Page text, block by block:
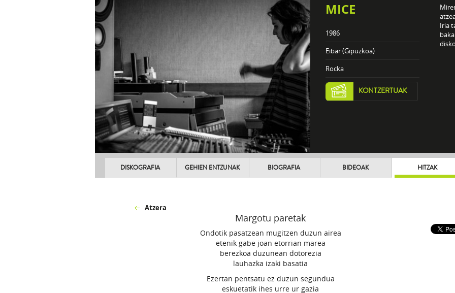
MICE
1986
Eibar (Gipuzkoa)
Rocka
KONTZERTUAK
Iria
DISKOGRAFIA GEHIEN ENTZUNAK BIOGRAFIA BIDEOAK HITZAK
Atzera
Margotu paretak
Ondotik pasatzean mugitzen duzun airea
etenik gabe joan etorrian marea
berezkoa duzunean dotorezia
lauhazka izaki basatia
Ezertan pentsatu ez duzun segundua
eskuetatik ihes urre ur gazia